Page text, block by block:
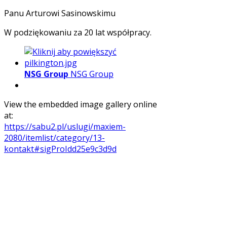
Panu Arturowi Sasinowskimu
W podziękowaniu za 20 lat współpracy.
NSG Group NSG Group
View the embedded image gallery online
at:
https://sabu2.pl/uslugi/maxiem-
2080/itemlist/category/13-
kontakt#sigProIdd25e9c3d9d